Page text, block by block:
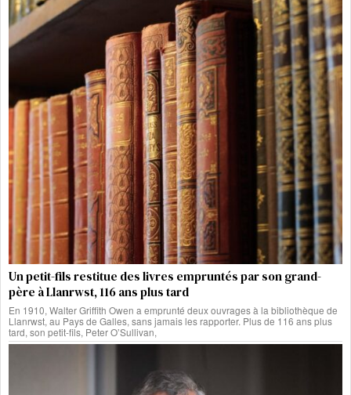
Un petit-fils restitue des livres empruntés par son grand-
père à Llanrwst, 116 ans plus tard
En 1910, Walter Griffith Owen a emprunté deux ouvrages à la bibliothèque de
Llanrwst, au Pays de Galles, sans jamais les rapporter. Plus de 116 ans plus
tard, son petit-fils, Peter O’Sullivan,